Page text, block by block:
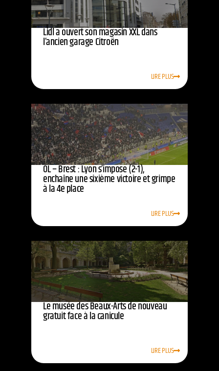
Lidl a ouvert son magasin XXL dans
l’ancien garage Citroën
LIRE PLUS
OL – Brest : Lyon s’impose (2-1),
enchaîne une sixième victoire et grimpe
à la 4e place
LIRE PLUS
Le musée des Beaux-Arts de nouveau
gratuit face à la canicule
LIRE PLUS